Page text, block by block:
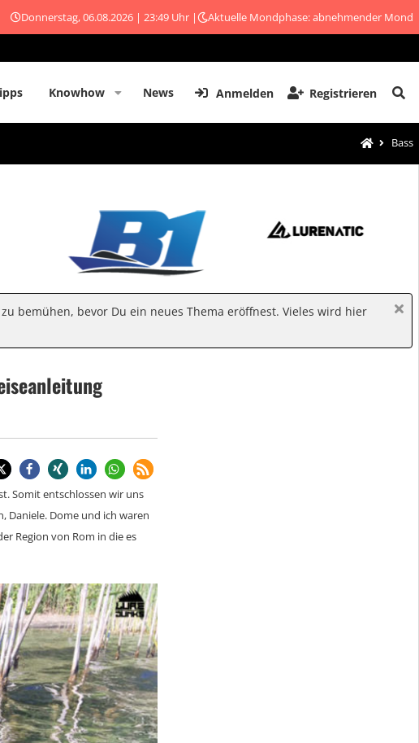
Donnerstag, 06.08.2026 | 23:49 Uhr | Aktuelle Mondphase: abnehmender Mond
Knowhow News Anmelden Registrieren
Bass
bemühen, bevor Du ein neues Thema eröffnest. Vieles wird hier
Somit entschlossen wir uns
Daniele. Dome und ich waren
Region von Rom in die es